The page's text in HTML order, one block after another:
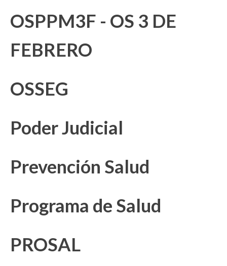
OSPPM3F - OS 3 DE
FEBRERO
OSSEG
Poder Judicial
Prevención Salud
Programa de Salud
PROSAL